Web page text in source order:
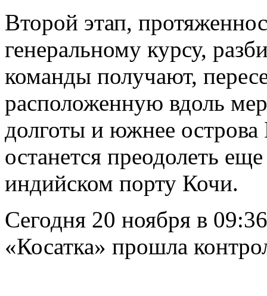
Второй этап,
генеральному курсу,
команды получают,
расположенную вдоль
долготы и южнее
останется преодолеть
индийском порту Кочи.
Сегодня 20 ноября в
«Косатка» прошла